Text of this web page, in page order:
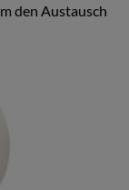
den Austausch